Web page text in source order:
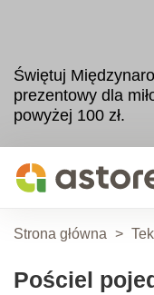
Świętuj
prezentowy dla
powyżej 100 zł.
Strona główna >
Pościel